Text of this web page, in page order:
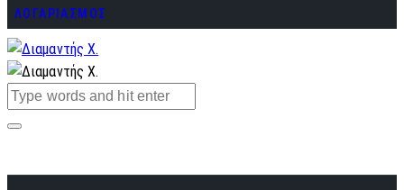
ΛΟΓΑΡΙΑΣΜΟΣ